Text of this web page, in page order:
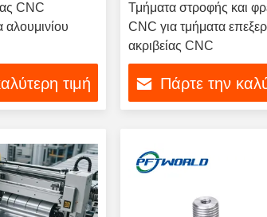
CNC
αλουμινίου
τιμή
Τμήματα στροφής και
CNC για τμήματα
ακριβείας CNC
Πάρτε την